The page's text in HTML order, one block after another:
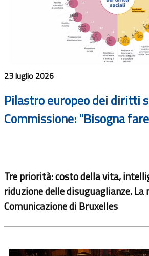
23 luglio 2026
Pilastro europeo dei diritti
Commissione: "Bisogna
Tre priorità: costo della vita,
riduzione delle disuguaglianze. La
Comunicazione di Bruxelles